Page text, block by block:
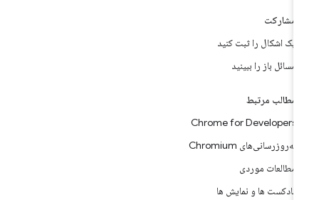
مشارکت
یک اشکال را ثبت کنید
مسائل باز را ببینید
مطالب مرتبط
Chrome for Developers
به‌روزرسانی‌های Chromium
مطالعات موردی
پادکست ها و نمایش ها